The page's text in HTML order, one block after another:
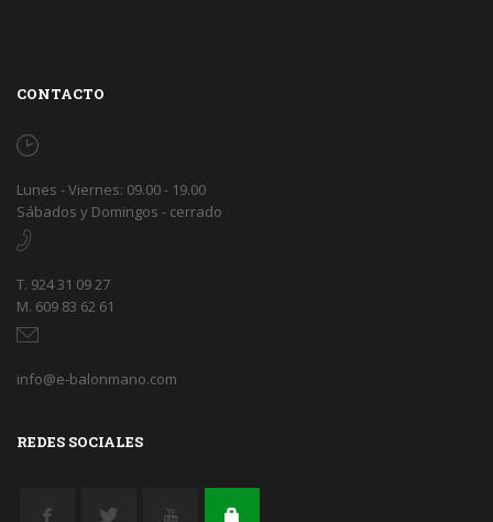
CONTACTO
Lunes - Viernes: 09.00 - 19.00
Sábados y Domingos - cerrado
T. 924 31 09 27
M. 609 83 62 61
info@e-balonmano.com
REDES SOCIALES